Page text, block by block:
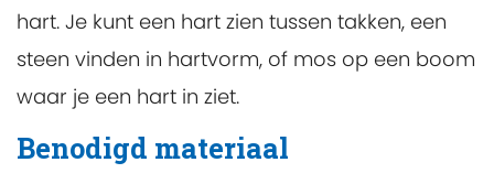
hart. Je kunt een hart zien tussen takken, een
steen vinden in hartvorm, of mos op een boom
waar je een hart in ziet.
Benodigd materiaal